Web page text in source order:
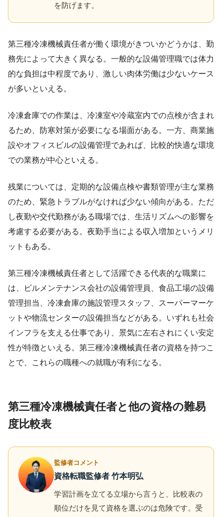
を防げます。
第三種冷凍機械責任者が働く環境がきついかどうかは、勤
務先によって大きく異なる。一般的な設備管理職では体力
的な負担は中程度であり、激しい肉体労働は少ないケース
が多いといえる。
冷凍倉庫での作業は、冷凍室や冷蔵室内での点検が含まれ
るため、防寒対策が必要になる場面がある。一方、商業施
設やオフィスビルの設備管理であれば、比較的快適な環境
での業務が中心といえる。
残業については、定期的な設備点検や書類管理が主な業務
のため、緊急トラブルがなければ少ない傾向がある。ただ
し夜勤や交代勤務がある職場では、生活リズムへの影響を
考慮する必要がある。夜勤手当による収入増加というメリ
ットもある。
第三種冷凍機械責任者として活躍できる代表的な職業に
は、ビルメンテナンス会社の設備管理員、食品工場の設備
管理担当、冷凍倉庫の施設管理スタッフ、スーパーマーケ
ットや物流センターの設備担当などがある。いずれも社会
インフラを支える仕事であり、景気に左右されにくい安定
性が特徴といえる。第三種冷凍機械責任者の資格を持つこ
とで、これらの職種への就職が有利になる。
第三種冷凍機械責任者と他の資格の難易
度比較表
監修者コメント
資格転職監修者 竹本明弘
学習計画を立てる立場から言うと、比較表の
順位だけを見て資格を選ぶのは危険です。受